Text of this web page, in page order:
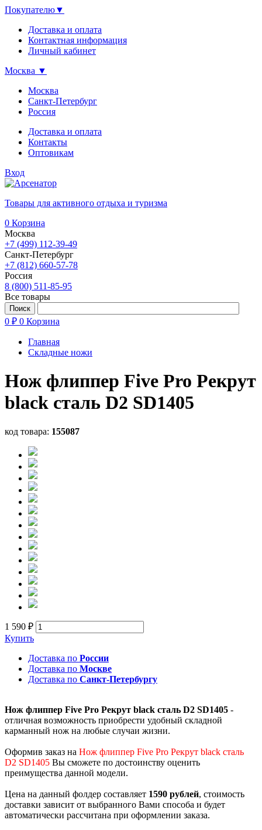
Покупателю▼
Доставка и оплата
Контактная информация
Личный кабинет
Москва ▼
Москва
Санкт-Петербург
Россия
Доставка и оплата
Контакты
Оптовикам
Вход
Товары для активного отдыха и туризма
0 Корзина
Москва
+7 (499) 112-39-49
Санкт-Петербург
+7 (812) 660-57-78
Россия
8 (800) 511-85-95
Все товары
0 ₽ 0 Корзина
Главная
Складные ножи
Нож флиппер Five Pro Рекрут
black сталь D2 SD1405
код товара: 155087
1 590 ₽
Купить
Доставка по России
Доставка по Москве
Доставка по Санкт-Петербургу
Нож флиппер Five Pro Рекрут black сталь D2 SD1405 -
отличная возможность приобрести удобный складной
карманный нож на любые случаи жизни.
Оформив заказ на Нож флиппер Five Pro Рекрут black сталь
D2 SD1405 Вы сможете по достоинству оценить
преимущества данной модели.
Цена на данный фолдер составляет 1590 рублей, стоимость
доставки зависит от выбранного Вами способа и будет
автоматически рассчитана при оформлении заказа.